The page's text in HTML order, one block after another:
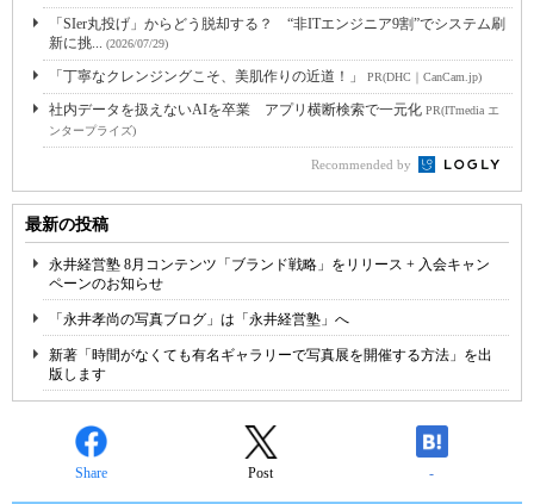
「SIer丸投げ」からどう脱却する？ “非ITエンジニア9割”でシステム刷
新に挑... (2026/07/29)
「丁寧なクレンジングこそ、美肌作りの近道！」 PR(DHC｜CanCam.jp)
社内データを扱えないAIを卒業 アプリ横断検索で一元化 PR(ITmedia エ
ンタープライズ)
Recommended by
最新の投稿
永井経営塾 8月コンテンツ「ブランド戦略」をリリース + 入会キャン
ペーンのお知らせ
「永井孝尚の写真ブログ」は「永井経営塾」へ
新著「時間がなくても有名ギャラリーで写真展を開催する方法」を出
版します
Share Post -